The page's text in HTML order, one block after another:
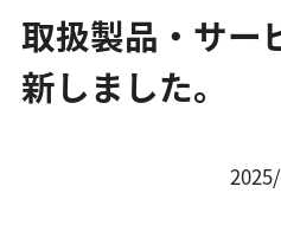
取扱製品・サー
新しました。